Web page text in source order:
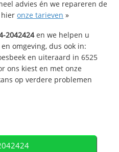
advies én we repareren de
hieronze tarieven »
2042424en we helpen u
omgeving, dus ook in:
en uiteraard in 6525
ons kiest en met onze
op verdere problemen